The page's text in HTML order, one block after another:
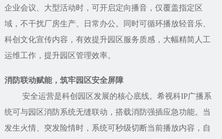
企业会议、大型活动时，可开启定向播音，仅覆盖指定区
域，不干扰厂房生产、日常办公。同时可循环播放轻音乐、
科创文化宣传内容，有效提升园区服务质感，大幅精简人工
运维工作，提升园区管理效率。
消防联动赋能，筑牢园区安全屏障
安全运营是科创园区发展的核心底线。希视科IP广播系
统可与园区消防系统无缝联动，搭载消防强插应急功能。当
发生火情、突发险情时，系统可秒级切断当前播放内容，自